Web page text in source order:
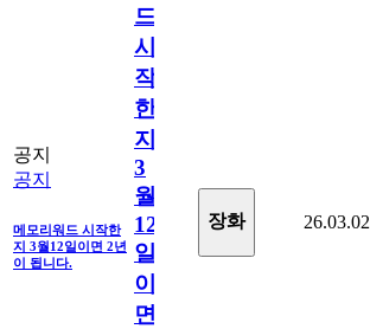
공지
공지
메모리워드 시작한
지 3월12일이면 2년
이 됩니다.
드
시
작
한
지
3
월
12
일
이
면
장화 26.03.02